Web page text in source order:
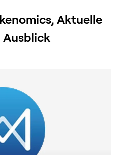
Aktuelle
Ausblick